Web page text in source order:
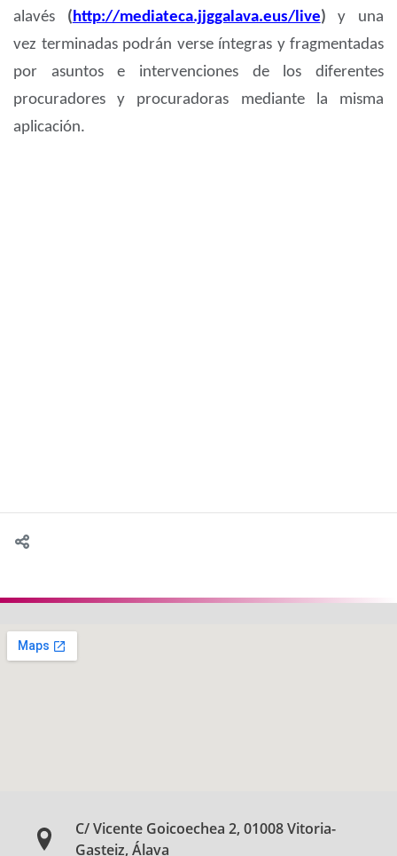
alavés (http://mediateca.jjggalava.eus/live) y una
vez terminadas podrán verse íntegras y fragmentadas
por asuntos e intervenciones de los diferentes
procuradores y procuradoras mediante la misma
aplicación.
C/ Vicente Goicoechea 2, 01008 Vitoria-
Gasteiz, Álava